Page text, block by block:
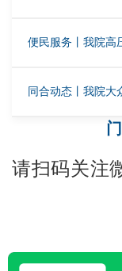
便民服务丨我院高
同合动态丨我院大
请扫码关注